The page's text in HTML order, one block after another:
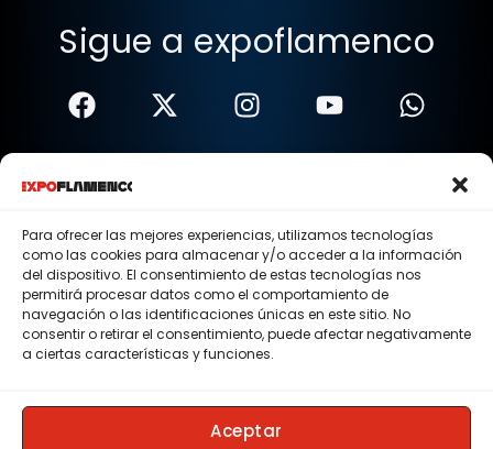
Para ofrecer las mejores experiencias, utilizamos tecnologías
como las cookies para almacenar y/o acceder a la información
del dispositivo. El consentimiento de estas tecnologías nos
permitirá procesar datos como el comportamiento de
navegación o las identificaciones únicas en este sitio. No
consentir o retirar el consentimiento, puede afectar negativamente
a ciertas características y funciones.
Aceptar
Sigue a expoflamenco
Términos Y Condiciones
Política De Privacidad
Política De Cookies
Aviso Legal
© 2015 - 2026 . Todos los derechos reservados.
Contacto